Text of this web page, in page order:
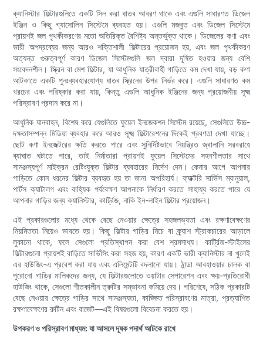
ক্যানিস্টার ফিল্টারগুলিতে একটি সিল করা ধাতব আবরণ থাকে এবং এগুলি সাধারণত ডিজেল
ইঞ্জিন ও কিছু গ্যাসোলিন সিস্টেমে ব্যবহৃত হয়। এগুলি মজবুত এবং ডিজেল সিস্টেমে
প্রায়শই জল পৃথকীকরণের মতো অতিরিক্ত বৈশিষ্ট্য অন্তর্ভুক্ত থাকে। ডিজেলের কণা এবং
ভারী অপদ্রব্যের জন্য আরও শক্তিশালী ফিল্টারের প্রয়োজন হয়, এবং জল পৃথকীকরণ
অত্যন্ত গুরুত্বপূর্ণ কারণ ডিজেল সিস্টেমগুলি জল দ্বারা দূষিত হওয়ার জন্য বেশি
সংবেদনশীল। স্ক্রিন বা মেশ ফিল্টার, যা আধুনিক যাত্রীবাহী গাড়িতে কম দেখা যায়, বড় কণা
আটকাতে একটি পুনঃব্যবহারযোগ্য ধাতব স্ক্রিনের উপর নির্ভর করে। এগুলি সাধারণত কম
খরচের এবং পরিষ্কার করা যায়, কিন্তু এগুলি আধুনিক ইঞ্জিনের জন্য প্রয়োজনীয় সূক্ষ্ম
পরিস্রাবণ প্রদান করে না।
আধুনিক যানবাহন, বিশেষ করে যেগুলিতে ফুয়েল ইনজেকশন সিস্টেম রয়েছে, সেগুলিতে উচ্চ-
দক্ষতাসম্পন্ন মিডিয়া ব্যবহার করে আরও সূক্ষ্ম ফিল্টারেশনের দিকেই প্রবণতা দেখা যাচ্ছে।
ছোট কণা ইনজেক্টরের ক্ষতি করতে পারে এবং সুনির্দিষ্টভাবে নিয়ন্ত্রিত জ্বালানি সরবরাহে
ব্যাঘাত ঘটাতে পারে, তাই নির্মাতারা প্রায়শই ফুয়েল সিস্টেমের সহনশীলতার সাথে
সামঞ্জস্যপূর্ণ মাইক্রন রেটিংযুক্ত ফিল্টার ব্যবহারের নির্দেশ দেন। কেনার আগে আপনার
গাড়িতে কোন ধরনের ফিল্টার ব্যবহৃত হয় তা জানা অপরিহার্য। ফ্যাক্টরি সার্ভিস ম্যানুয়াল,
পার্টস ক্যাটালগ এবং বাহ্যিক পর্যবেক্ষণ আপনাকে নির্ধারণ করতে সাহায্য করতে পারে যে
আপনার গাড়ির জন্য ক্যানিস্টার, কার্ট্রিজ, নাকি ইন-লাইন ফিল্টার প্রয়োজন।
এই প্রকারগুলোর মধ্যে থেকে বেছে নেওয়ার ক্ষেত্রে সহজলভ্যতা এবং রক্ষণাবেক্ষণের
নিয়মিততা নিয়েও ভাবতে হয়। কিছু ফিল্টার গাড়ির নিচে বা ক্র্যাশ স্ট্রাকচারের আড়ালে
লুকানো থাকে, ফলে সেগুলো প্রতিস্থাপন করা বেশ শ্রমসাধ্য। কার্ট্রিজ-স্টাইলের
ফিল্টারগুলো প্রায়শই বাড়িতে সার্ভিসিং করা সহজ হয়, কারণ একটি ভারী ক্যানিস্টার না খুলেই
এর হাউজিং-এ প্রবেশ করা যায় এবং এলিমেন্টটি বদলানো যায়। ঠান্ডা আবহাওয়ার চালক বা
পুরোনো গাড়ির মালিকদের জন্য, যে ফিল্টারগুলোতে ওয়াটার সেপারেশন এবং ক্ষয়-প্রতিরোধী
হাউজিং থাকে, সেগুলো শীতকালীন ত্রুটির সম্ভাবনা কমিয়ে দেয়। পরিশেষে, সঠিক প্রকারটি
বেছে নেওয়ার ক্ষেত্রে গাড়ির সাথে সামঞ্জস্যতা, কাঙ্ক্ষিত পরিস্রাবণের মাত্রা, প্রত্যাশিত
রক্ষণাবেক্ষণের রুটিন এবং বাজেট—এই বিষয়গুলো বিবেচনা করতে হয়।
উপকরণ ও পরিস্রাবণ মাধ্যম: যা আসলে দূষক পদার্থ আটকে রাখে